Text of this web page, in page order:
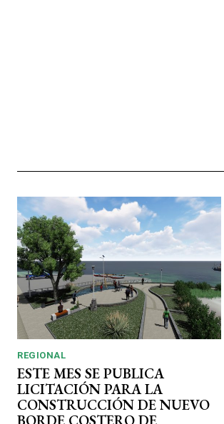
REGIONAL
ESTE MES SE PUBLICA
LICITACIÓN PARA LA
CONSTRUCCIÓN DE NUEVO